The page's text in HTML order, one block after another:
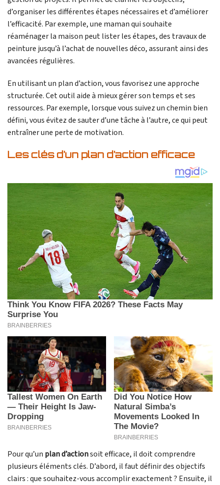
d’organiser les différentes étapes nécessaires et d’améliorer
l’efficacité. Par exemple, une maman qui souhaite
réaménager la maison peut lister les étapes, des travaux de
peinture jusqu’à l’achat de nouvelles déco, assurant ainsi des
avancées régulières.
En utilisant un plan d’action, vous favorisez une approche
structurée. Cet outil aide à mieux gérer son temps et ses
ressources. Par exemple, lorsque vous suivez un chemin bien
défini, vous évitez de sauter d’une tâche à l’autre, ce qui peut
entraîner une perte de motivation.
Les clés d’un plan d’action efficace
Pour qu’un plan d’actionsoit efficace, il doit comprendre
plusieurs éléments clés. D’abord, il faut définir des objectifs
clairs : que souhaitez-vous accomplir exactement ? Ensuite, il